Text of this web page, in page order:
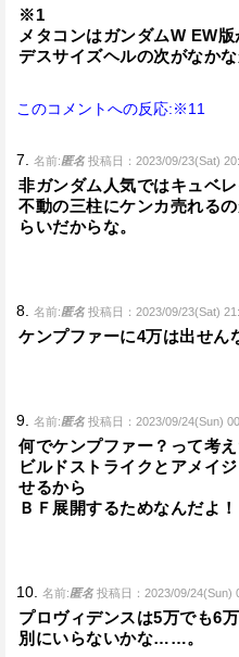
※1
メタコンはガンダムW EW
デスサイズヘルの次がなか
このコメントへの反応:※11
7. 名前:匿名 投稿日：2023/09/23(Sat)
非ガンダム人気ではキュベ
不動の三柱にケンカ売れる
らいだからな。
8. 名前:匿名 投稿日：2023/09/23(Sat)
ケンプファーに4万は出せん
9. 名前:匿名 投稿日：2023/09/24(Sun)
何でケンプファー？って考え
ビルドストライクとアメイ
せるから
ＢＦ展開するためなんだよ！
10. 名前:匿名 投稿日：2023/09/24(Sun)
プロヴィデンスは5万でも6
別にいらないかな……。